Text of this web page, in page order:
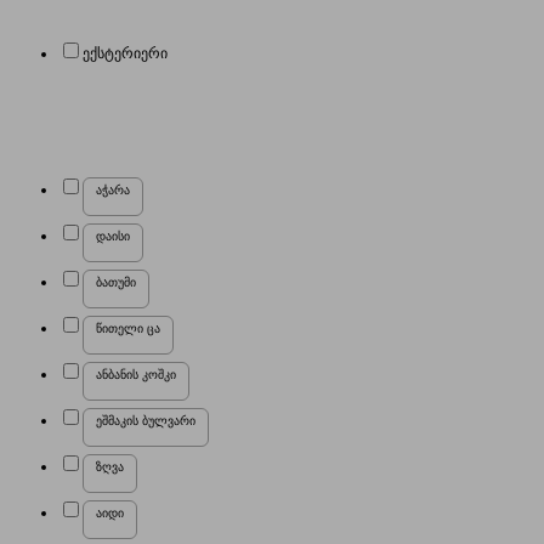
ექსტერიერი
აჭარა
დაისი
ბათუმი
წითელი ცა
ანბანის კოშკი
ეშმაკის ბულვარი
ზღვა
აიდი